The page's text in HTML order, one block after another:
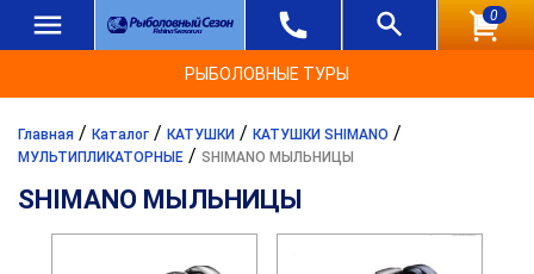
0
РЫБОЛОВНЫЕ ТУРЫ
Главная / Каталог / КАТУШКИ / КАТУШКИ SHIMANO /
МУЛЬТИПЛИКАТОРНЫЕ / SHIMANO МЫЛЬНИЦЫ
SHIMANO МЫЛЬНИЦЫ